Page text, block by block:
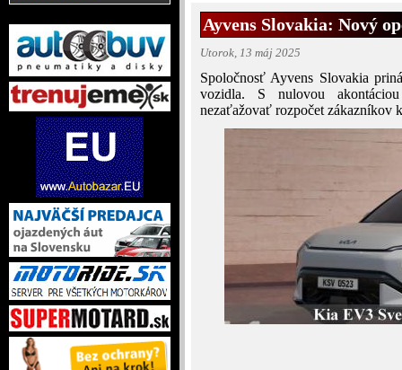
Ayvens Slovakia: Nový
Utorok, 13 máj 2025
Spoločnosť Ayvens Slovakia
vozidla. S nulovou
nezaťažovať rozpočet zákazníkov